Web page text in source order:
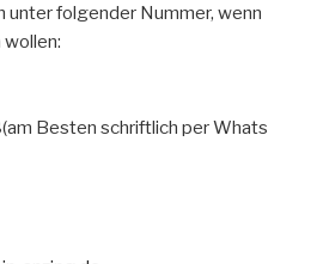
unter folgender Nummer, wenn
wollen:
Besten schriftlich per Whats